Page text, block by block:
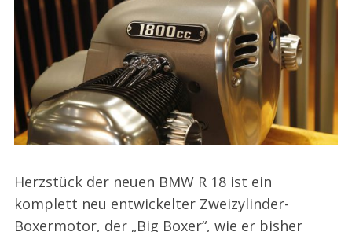
Herzstück der neuen BMW R 18 ist ein
komplett neu entwickelter Zweizylinder-
Boxermotor, der „Big Boxer“, wie er bisher